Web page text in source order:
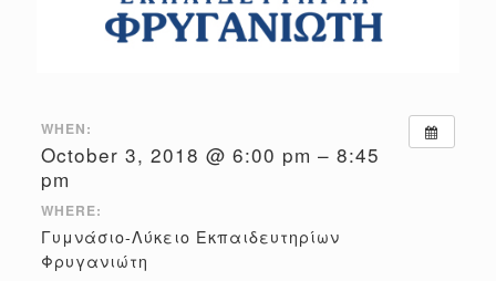
WHEN:
October 3, 2018 @ 6:00 pm – 8:45
pm
WHERE:
Γυμνάσιο-Λύκειο Εκπαιδευτηρίων
Φρυγανιώτη